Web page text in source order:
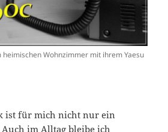
heimischen Wohnzimmer mit ihrem Yaesu
ist für mich nicht nur ein
im Alltag bleibe ich